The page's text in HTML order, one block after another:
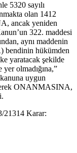
5320 sayılı
olan 1412
ancak yeniden
322. maddesi
aynı maddenin
bendinin hükümden
yaratacak şekilde
yer olmadığına,”
uygun
ONANMASINA,
Karar: